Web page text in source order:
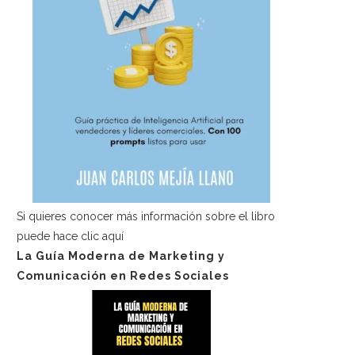
Si quieres conocer más información sobre el libro
puede hace clic aquí
La Guía Moderna de Marketing y
Comunicación en Redes Sociales